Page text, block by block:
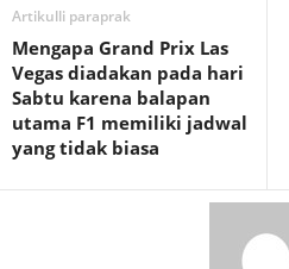
Artikulli paraprak
Mengapa Grand Prix Las
Vegas diadakan pada hari
Sabtu karena balapan
utama F1 memiliki jadwal
yang tidak biasa